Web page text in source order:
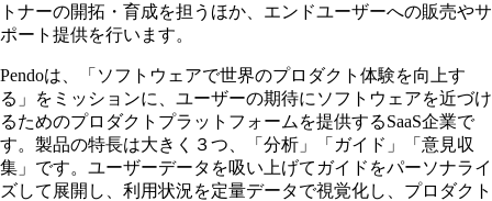
トナーの開拓・育成を担うほか、エンドユーザーへの販売やサ
ポート提供を行います。
Pendoは、「ソフトウェアで世界のプロダクト体験を向上す
る」をミッションに、ユーザーの期待にソフトウェアを近づけ
るためのプロダクトプラットフォームを提供するSaaS企業で
す。製品の特長は大きく３つ、「分析」「ガイド」「意見収
集」です。ユーザーデータを吸い上げてガイドをパーソナライ
ズして展開し、利用状況を定量データで視覚化し、プロダクト